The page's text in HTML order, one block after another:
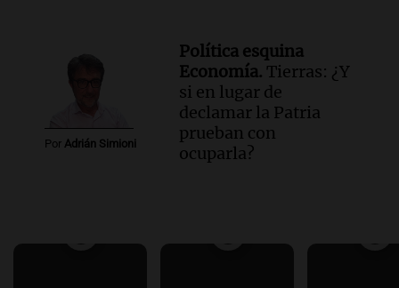
Por Adrián Simioni
Política esquina
Economía. Tierras: ¿Y
si en lugar de
declamar la Patria
prueban con
ocuparla?